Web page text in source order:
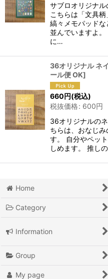
サブロオリジナル
こちらは「文具
縞々メモパッド
並んでいますよ
に…
36オリジナル ネ
ール便 OK]
660円(税込)
税抜価格: 600円
36オリジナルの
ちらは、おなじ
す。 自分やペッ
しめます。 推し
Home
Category
Information
Group
My page